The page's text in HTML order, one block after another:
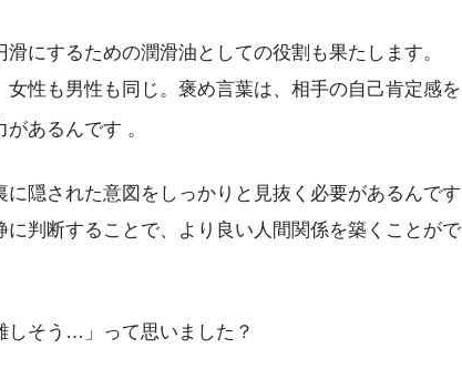
にするための潤滑油としての役割も果たします。
女性も男性も同じ。褒め言葉は、相手の自己肯定感を
があるんです 。
隠された意図をしっかりと見抜く必要があるんです
判断することで、より良い人間関係を築くことがで
しそう…」って思いました？